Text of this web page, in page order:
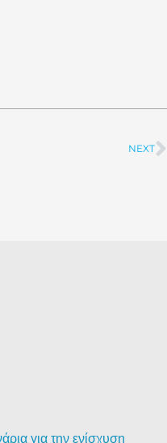
NEXT
για την ενίσχυση